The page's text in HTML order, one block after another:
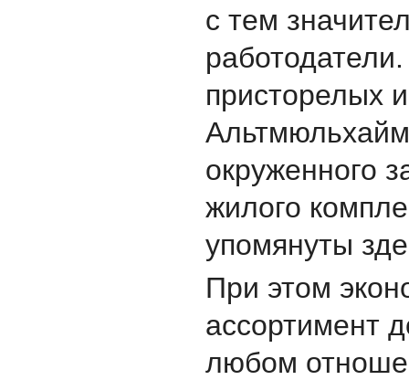
с тем
присторелых
окруженного
жилого
упомянуты
При этом
ассортимент
любом